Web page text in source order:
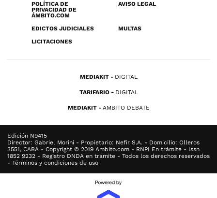
POLÍTICA DE
PRIVACIDAD DE
ÁMBITO.COM
AVISO LEGAL
EDICTOS JUDICIALES
MULTAS
LICITACIONES
MEDIAKIT DIGITAL
TARIFARIO DIGITAL
MEDIAKIT AMBITO DEBATE
Edición N9415
Director: Gabriel Morini - Propietario: Nefir S.A. - Domicilio: Olleros
3551, CABA - Copyright © 2019 Ambito.com - RNPI En trámite - Issn
1852 9232 - Registro DNDA en trámite - Todos los derechos reservados
- Términos y condiciones de uso